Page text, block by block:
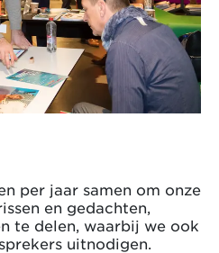
per jaar samen om onze
en gedachten,
te delen, waarbij we ook
uitnodigen.